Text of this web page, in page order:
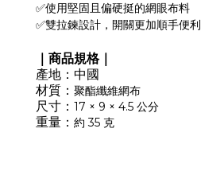
✅使用堅固且偏硬挺的網眼布料
✅雙拉鍊設計，開關更加順手便利
｜商品規格｜
產地：中國
材質： 聚酯纖維網布
尺寸： 17 × 9 × 4.5 公分
重量： 約 35 克